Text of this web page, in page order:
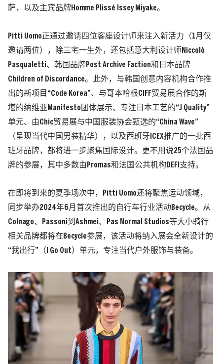
萨，以及主宾品牌Homme Plissé Issey Miyake。
Pitti Uomo正通过邀请四位客座设计师来注入新活力（1月仅
邀请两位），除三宅一生外，还包括意大利设计师Niccolò
Pasqualetti、韩国品牌Post Archive Faction和日本品牌
Children of Discordance。此外，与韩国创意内容机构合作推
出的新项目“Code Korea”、与哥本哈根CIFF贸易展合作的斯
堪的纳维亚Manifesto团体展示、专注日本工艺的“J Quality”
单元、由Chic贸易展与中国服装协会甄选的“China Wave”
（呈现当代中国男装精华），以及西班牙ICEX推广的一批西
班牙品牌，都将进一步聚焦国际设计。更不用说25个法国品
牌的参展，其中多数由Promas和法国公共机构DEFI支持。
在即将到来的夏季场次中，Pitti Uomo还将聚焦运动领域，
同步举办2024年6月首次推出的自行车行业活动Becycle。从
Colnago、Passoni到Ashmei、Pas Normal Studios等大小骑行
相关品牌都将在Becycle参展，该活动将纳入展会全新设计的
“我出行”（I Go Out）单元，专注当代户外服饰与装备。